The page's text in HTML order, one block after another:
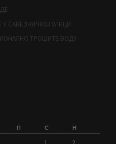
У САВЕЗНИЧКОЈ УЛИЦИ
ТРОШИТЕ ВОДУ
П С Н